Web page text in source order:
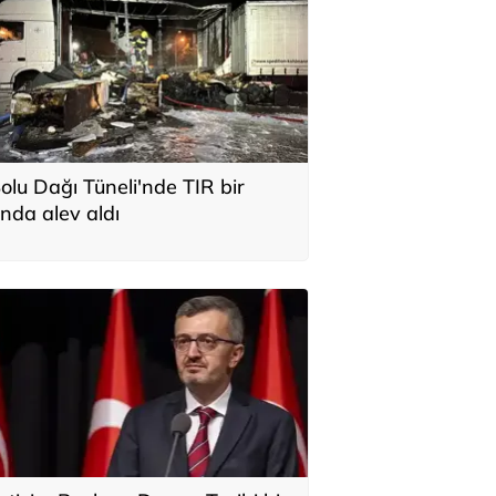
Dağı Tüneli'nde TIR bir
alev aldı